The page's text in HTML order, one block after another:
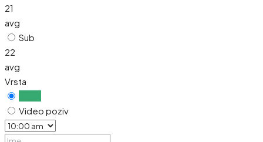
21
avg
Sub
22
avg
Vrsta
Video poziv